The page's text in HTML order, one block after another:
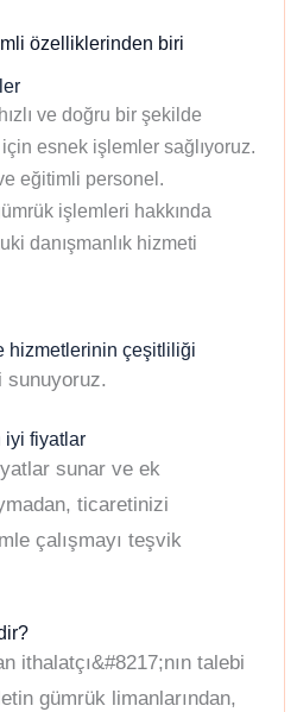
özelliklerinden biri
ve doğru bir şekilde
esnek işlemler sağlıyoruz.
eğitimli personel.
işlemleri hakkında
danışmanlık hizmeti
hizmetlerinin çeşitliliği
sunuyoruz.
iyi fiyatlar
sunar ve ek
ticaretinizi
çalışmayı teşvik
ithalatçı&#8217;nın talebi
gümrük limanlarından,